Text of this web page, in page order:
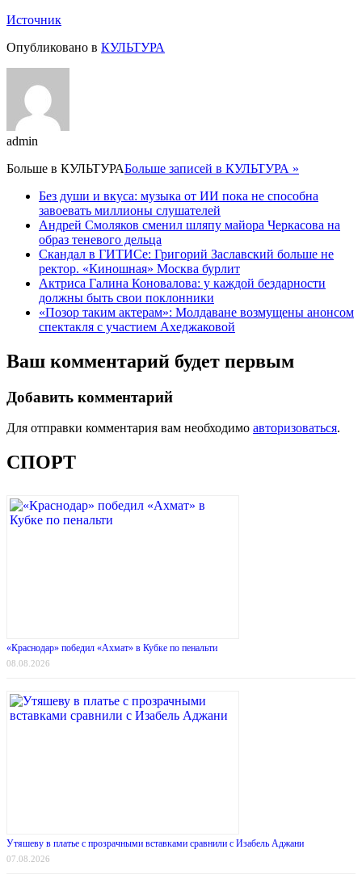
Источник
Опубликовано в КУЛЬТУРА
admin
Больше в КУЛЬТУРАБольше записей в КУЛЬТУРА »
Без души и вкуса: музыка от ИИ пока не способна
завоевать миллионы слушателей
Андрей Смоляков сменил шляпу майора Черкасова на
образ теневого дельца
Скандал в ГИТИСе: Григорий Заславский больше не
ректор. «Киношная» Москва бурлит
Актриса Галина Коновалова: у каждой бездарности
должны быть свои поклонники
«Позор таким актерам»: Молдаване возмущены анонсом
спектакля с участием Ахеджаковой
Ваш комментарий будет первым
Добавить комментарий
Для отправки комментария вам необходимо авторизоваться.
СПОРТ
«Краснодар» победил «Ахмат» в Кубке по пенальти
08.08.2026
Утяшеву в платье с прозрачными вставками сравнили с Изабель Аджани
07.08.2026